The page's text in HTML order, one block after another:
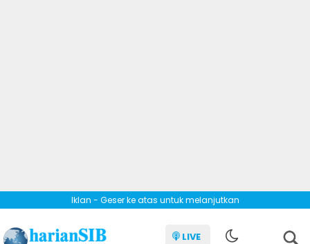
Iklan - Geser ke atas untuk melanjutkan
LIVE